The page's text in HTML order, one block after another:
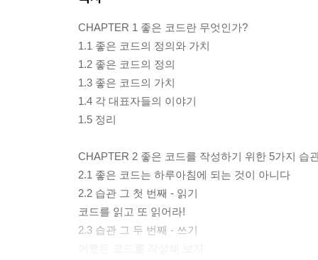
CHAPTER 1 좋은 코드란 무엇인가?
1.1 좋은 코드의 정의와 가치
1.2 좋은 코드의 정의
1.3 좋은 코드의 가치
1.4 각 대표자들의 이야기
1.5 정리
CHAPTER 2 좋은 코드를 작성하기 위한 5가지 습
2.1 좋은 코드는 하루아침에 되는 것이 아니다
2.2 습관 그 첫 번째 - 읽기
코드를 읽고 또 읽어라!
2.3 습관 그 두 번째 - 쓰기